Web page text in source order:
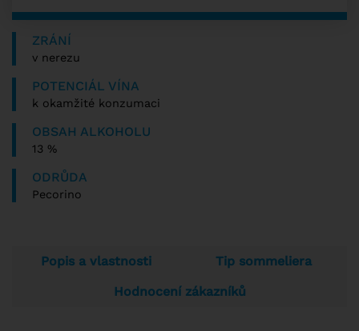
ZRÁNÍ
v nerezu
POTENCIÁL VÍNA
k okamžité konzumaci
OBSAH ALKOHOLU
13 %
ODRŮDA
Pecorino
Popis a vlastnosti
Tip sommeliera
Hodnocení zákazníků